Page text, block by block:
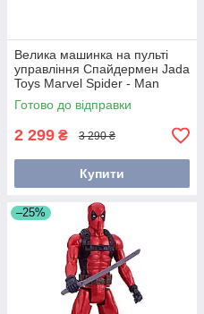
Hasbro
перенесе вашої дитини
з великою рухливістю,
з'єднанням.
Велика машинка на пульті
управління Спайдермен Jada
Toys Marvel Spider - Man
Buggy RC 1:14 30997
Готово до відправки
2 299 ₴ 3 290 ₴
Купити
–25%